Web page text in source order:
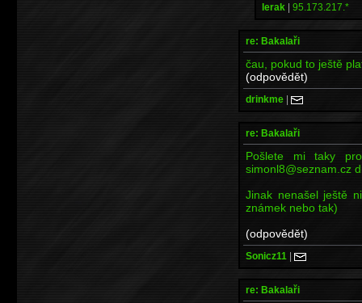
lerak | 95.173.217.*
re: Bakalaři
čau, pokud to ještě
(odpovědět)
drinkme |
re: Bakalaři
Pošlete mi taky
simonl8@seznam.cz
Jinak nenašel ještě
známek nebo tak)
(odpovědět)
Sonicz11 |
re: Bakalaři